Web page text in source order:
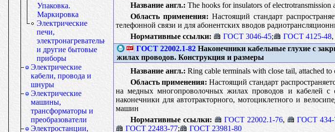
Упаковка.
Маркировка
Электрические
печи,
электронагревательные
и другие бытовые
приборы
Электрические
кабели, провода и
шнуры
Электрические
машины,
трансформаторы и
преобразователи
Электростанции,
Название англ.: The hooks for insulators of
Область применения: Настоящий стандарт
телефонной связи и для абонентских вводов
Нормативные ссылки:
ГОСТ 3046-45; ГОСТ 4125-48,
ГОСТ 22002.1-82Наконечники кабельные глухие с
жилах проводов. Конструкция и размеры
Название англ.: Ring cable terminals with close tail, attached
Область применения: Настоящий стандарт
на медных многопроволочных жилах проводов и кабелей с
наконечники для автотракторного, мотоциклетного и
машин
Нормативные ссылки:
ГОСТ 22002.1-76, ГОСТ 434-
ГОСТ 22483-77;
ГОСТ 23981-80